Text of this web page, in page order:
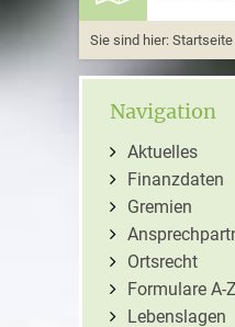
Sie sind hier: Startseite
Navigation
Aktuelles
Finanzdaten
Gremien
Ortsrecht
Formulare A-Z
Lebenslagen